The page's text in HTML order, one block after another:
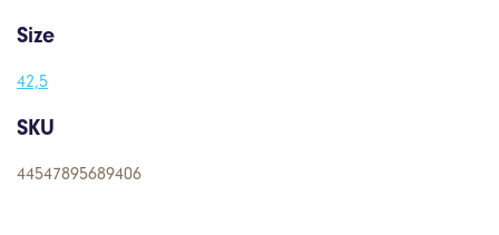
Size
42,5
SKU
44547895689406